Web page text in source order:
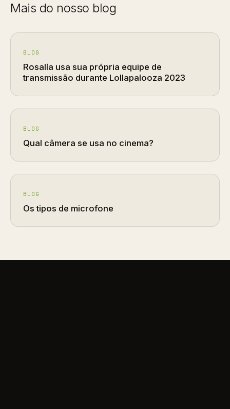
Mais do nosso blog
BLOG
Rosalía usa sua própria equipe de
transmissão durante Lollapalooza 2023
BLOG
Qual câmera se usa no cinema?
BLOG
Os tipos de microfone